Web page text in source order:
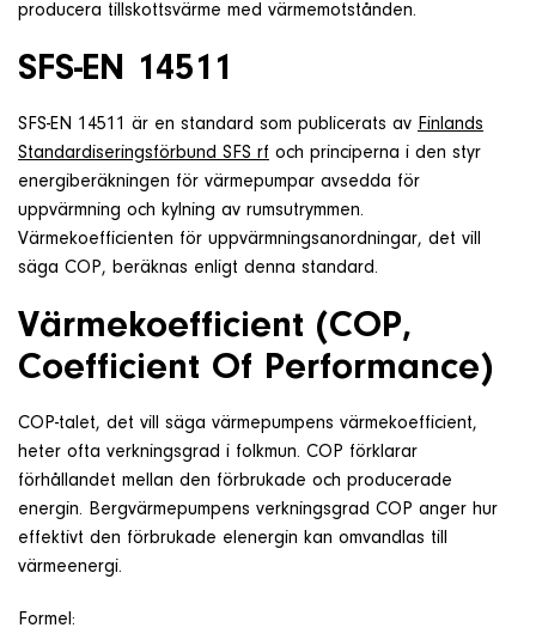
producera tillskottsvärme med värmemotstånden.
SFS-EN 14511
SFS-EN 14511 är en standard som publicerats av Finlands
Standardiseringsförbund SFS rf och principerna i den styr
energiberäkningen för värmepumpar avsedda för
uppvärmning och kylning av rumsutrymmen.
Värmekoefficienten för uppvärmningsanordningar, det vill
säga COP, beräknas enligt denna standard.
Värmekoefficient (COP,
Coefficient Of Performance)
COP-talet, det vill säga värmepumpens värmekoefficient,
heter ofta verkningsgrad i folkmun. COP förklarar
förhållandet mellan den förbrukade och producerade
energin. Bergvärmepumpens verkningsgrad COP anger hur
effektivt den förbrukade elenergin kan omvandlas till
värmeenergi.
Formel: